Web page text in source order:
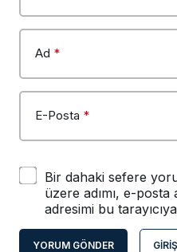
Ad *
E-Posta *
Bir dahaki sefere
üzere adımı, e-
adresimi bu
YORUM GÖNDER